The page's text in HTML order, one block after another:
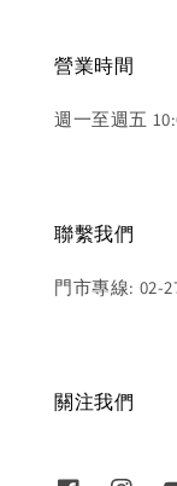
營業時間
週一至週五
聯繫我們
門市專線: 02-
關注我們